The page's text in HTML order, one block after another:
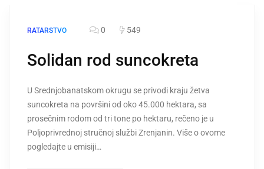
RATARSTVO 0 549
Solidan rod suncokreta
U Srednjobanatskom okrugu se privodi kraju žetva
suncokreta na površini od oko 45.000 hektara, sa
prosečnim rodom od tri tone po hektaru, rečeno je u
Poljoprivrednoj stručnoj službi Zrenjanin. Više o ovome
pogledajte u emisiji…